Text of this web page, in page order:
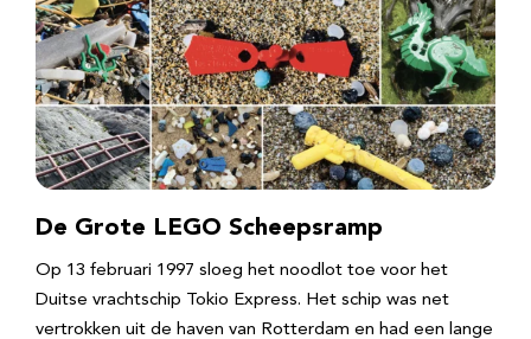
De Grote LEGO Scheepsramp
Op 13 februari 1997 sloeg het noodlot toe voor het
Duitse vrachtschip Tokio Express. Het schip was net
vertrokken uit de haven van Rotterdam en had een lange